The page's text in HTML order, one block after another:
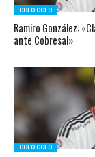
COLO COLO
Ramiro González:
ante Cobresal»
COLO COLO